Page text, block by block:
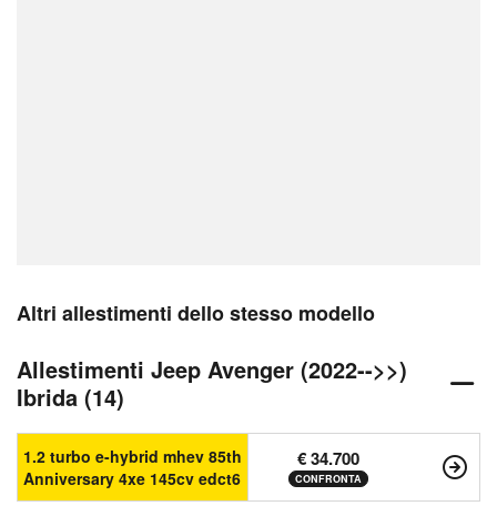
Altri allestimenti dello stesso modello
Allestimenti Jeep Avenger (2022-->>)
Ibrida (14)
1.2 turbo e-hybrid mhev 85th
Anniversary 4xe 145cv edct6
€ 34.700
CONFRONTA